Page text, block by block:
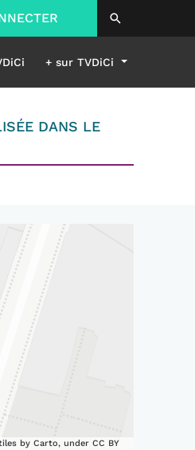
+ sur TVDiCi
DANS LE
by Carto, under CC BY